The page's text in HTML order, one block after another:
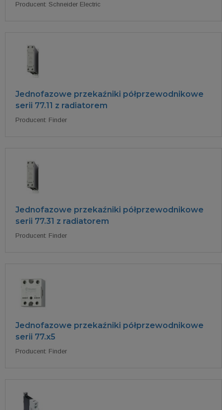
Producent: Schneider Electric
Jednofazowe przekaźniki półprzewodnikowe
serii 77.11 z radiatorem
Producent: Finder
Jednofazowe przekaźniki półprzewodnikowe
serii 77.31 z radiatorem
Producent: Finder
Jednofazowe przekaźniki półprzewodnikowe
serii 77.x5
Producent: Finder